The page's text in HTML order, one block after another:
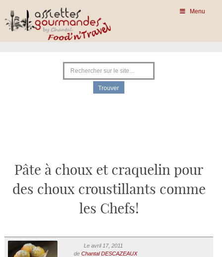
Menu
Pâte à choux et craquelin pour
des choux croustillants comme
les Chefs!
Le avril 17, 2011
de Chantal DESCAZEAUX